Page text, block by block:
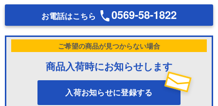
お電話はこちら 0569-58-1822
ご希望の商品が見つからない場合
商品入荷時にお知らせします
入荷お知らせに登録する